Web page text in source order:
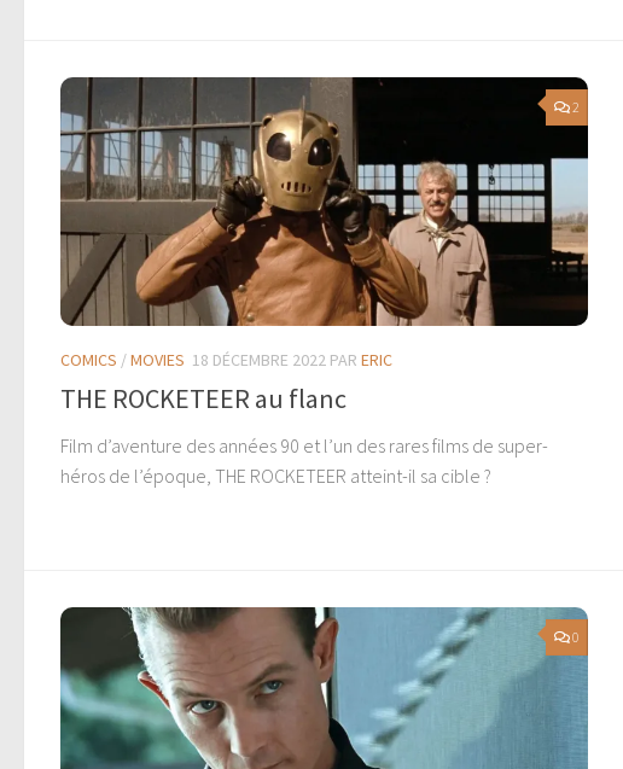
2
COMICS /MOVIES 18 DÉCEMBRE 2022 PAR ERIC
THE ROCKETEER au flanc
Film d’aventure des années 90 et l’un des rares films de super-
héros de l’époque, THE ROCKETEER atteint-il sa cible ?
0